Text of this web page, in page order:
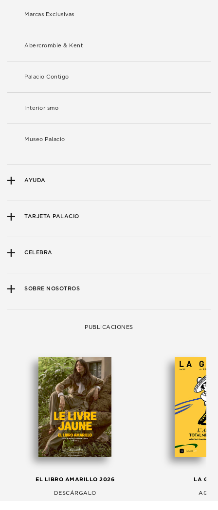
Marcas Exclusivas
Abercrombie & Kent
Palacio Contigo
Interiorismo
Museo Palacio
AYUDA
TARJETA PALACIO
CELEBRA
SOBRE NOSOTROS
PUBLICACIONES
EL LIBRO AMARILLO 2026
DESCÁRGALO
LA